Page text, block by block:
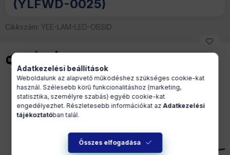
(YLFWD-0025)
Cikkszám: YEE-LAM-LED-OBSID
Adatkezelési beállítások
Weboldalunk az alapvető működéshez szükséges cookie-kat
használ. Szélesebb körű funkcionalitáshoz (marketing,
statisztika, személyre szabás) egyéb cookie-kat
engedélyezhet. Részletesebb információkat azAdatkezelési
tájékoztatóban talál.
Összes elfogadása